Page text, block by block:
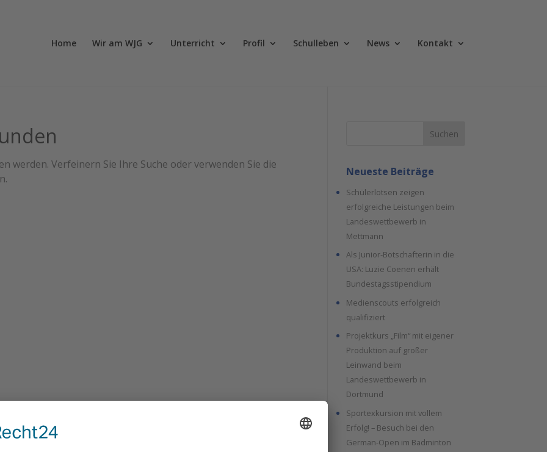
Home Wir am WJG Unterricht Profil Schulleben News Kontakt
werden. Verfeinern Sie Ihre Suche oder verwenden Sie die
Suchen
Neueste Beiträge
Schülerlotsen zeigen
erfolgreiche Leistungen beim
Landeswettbewerb in
Mettmann
Als Junior-Botschafterin in die
USA: Luzie Coenen erhält
Bundestagsstipendium
Medienscouts erfolgreich
qualifiziert
Projektkurs „Film“ mit eigener
Produktion auf großer
Leinwand beim
Landeswettbewerb in
Dortmund
Sportexkursion mit vollem
Erfolg! – Besuch bei den
German-Open im Badminton